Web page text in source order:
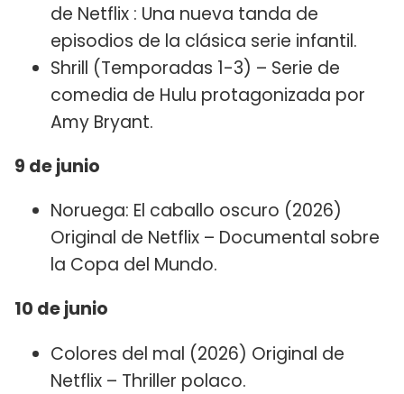
de Netflix : Una nueva tanda de
episodios de la clásica serie infantil.
Shrill (Temporadas 1-3) – Serie de
comedia de Hulu protagonizada por
Amy Bryant.
9 de junio
Noruega: El caballo oscuro (2026)
Original de Netflix – Documental sobre
la Copa del Mundo.
10 de junio
Colores del mal (2026) Original de
Netflix – Thriller polaco.